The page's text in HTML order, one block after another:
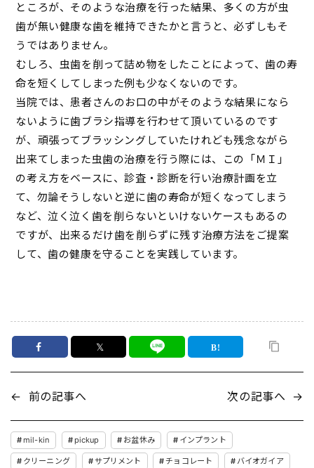
ところが、そのような治療を行った結果、多くの方が虫
歯が無い健康な歯を維持できたかと言うと、必ずしもそ
うではありません。
むしろ、虫歯を削って詰め物をしたことによって、歯の寿
命を短くしてしまった例も少なくないのです。
当院では、患者さんのお口の中がそのような結果になら
ないように歯ブラシ指導を行わせて頂いているのです
が、頑張ってブラッシングしていたけれども残念ながら
出来てしまった虫歯の治療を行う際には、この「ＭＩ」
の考え方をベースに、診査・診断を行い治療計画を立
て、勿論そうしないと逆に歯の寿命が短くなってしまう
など、泣く泣く歯を削らないといけないケースもあるの
ですが、出来るだけ歯を削らずに残す治療方法をご提案
して、歯の健康を守ることを実践しています。
𝕏
← 前の記事へ 次の記事へ →
mil-kin pickup お盆休み インプラント
クリーニング サプリメント チョコレート バイオガイア